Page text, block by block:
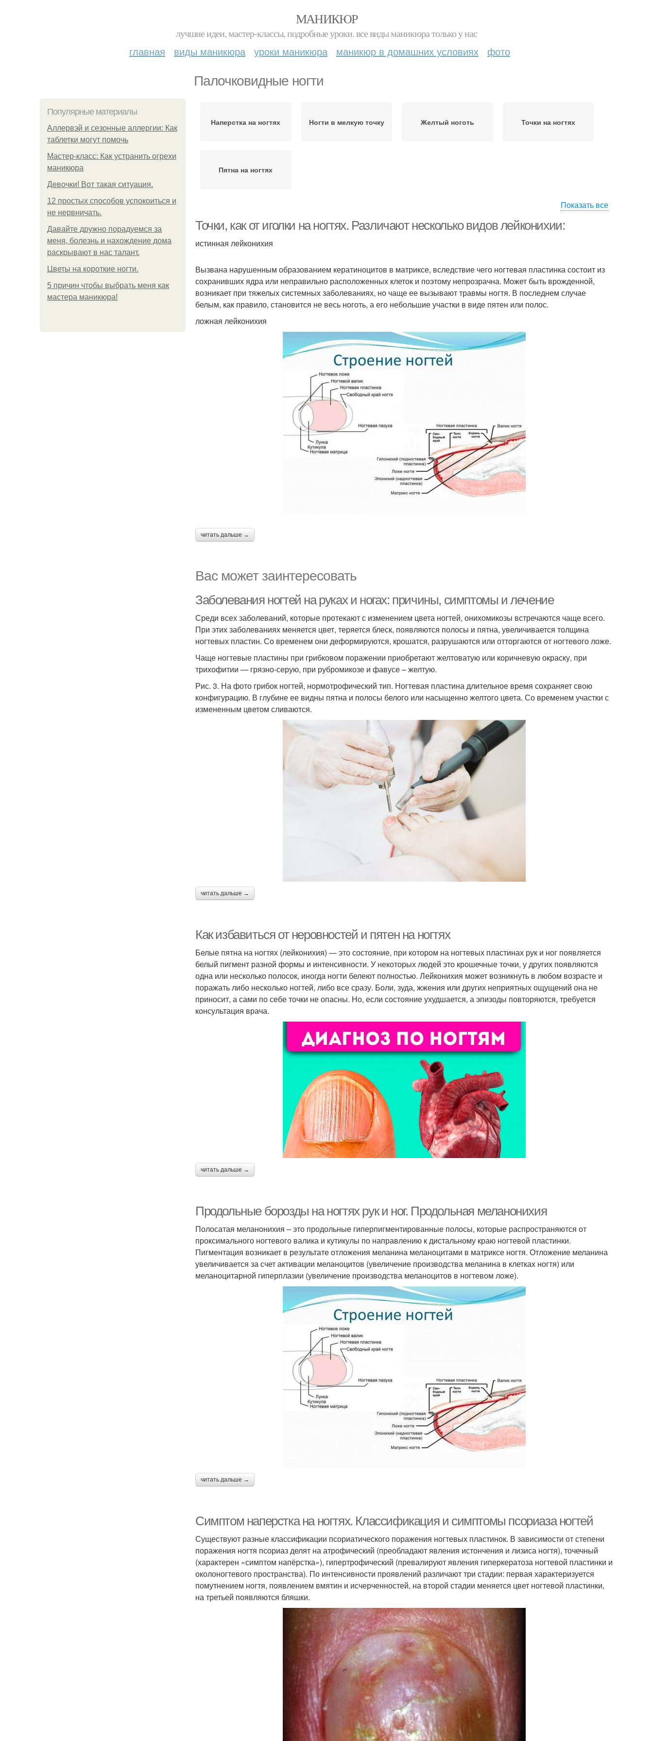
МАНИКЮР
лучшие идеи, мастер-классы, подробные уроки. все виды маникюра только у нас
главная виды маникюра уроки маникюра маникюр в домашних условиях фото
Палочковидные ногти
Популярные материалы
Аллервэй и сезонные аллергии: Как
таблетки могут помочь
Мастер-класс: Как устранить огрехи
маникюра
Девочки! Вот такая ситуация.
12 простых способов успокоиться и
не нервничать.
Давайте дружно порадуемся за
меня, болезнь и нахождение дома
раскрывают в нас талант.
Цветы на короткие ногти.
5 причин чтобы выбрать меня как
мастера маникюра!
Наперстка на ногтях Ногти в мелкую точку Желтый ноготь Точки на ногтях
Пятна на ногтях
Показать все
Точки, как от иголки на ногтях. Различают несколько видов лейконихии:
истинная лейконихия
Вызвана нарушенным образованием кератиноцитов в матриксе, вследствие чего ногтевая пластинка состоит из
сохранивших ядра или неправильно расположенных клеток и поэтому непрозрачна. Может быть врожденной,
возникает при тяжелых системных заболеваниях, но чаще ее вызывают травмы ногтя. В последнем случае
белым, как правило, становится не весь ноготь, а его небольшие участки в виде пятен или полос.
ложная лейконихия
читать дальше →
Вас может заинтересовать
Заболевания ногтей на руках и ногах: причины, симптомы и лечение
Среди всех заболеваний, которые протекают с изменением цвета ногтей, онихомикозы встречаются чаще всего.
При этих заболеваниях меняется цвет, теряется блеск, появляются полосы и пятна, увеличивается толщина
ногтевых пластин. Со временем они деформируются, крошатся, разрушаются или отторгаются от ногтевого ложе.
Чаще ногтевые пластины при грибковом поражении приобретают желтоватую или коричневую окраску, при
трихофитии — грязно-серую, при рубромикозе и фавусе – желтую.
Рис. 3. На фото грибок ногтей, нормотрофический тип. Ногтевая пластина длительное время сохраняет свою
конфигурацию. В глубине ее видны пятна и полосы белого или насыщенно желтого цвета. Со временем участки с
измененным цветом сливаются.
читать дальше →
Как избавиться от неровностей и пятен на ногтях
Белые пятна на ногтях (лейконихия) — это состояние, при котором на ногтевых пластинах рук и ног появляется
белый пигмент разной формы и интенсивности. У некоторых людей это крошечные точки, у других появляются
одна или несколько полосок, иногда ногти белеют полностью. Лейконихия может возникнуть в любом возрасте и
поражать либо несколько ногтей, либо все сразу. Боли, зуда, жжения или других неприятных ощущений она не
приносит, а сами по себе точки не опасны. Но, если состояние ухудшается, а эпизоды повторяются, требуется
консультация врача.
читать дальше →
Продольные борозды на ногтях рук и ног. Продольная меланонихия
Полосатая меланонихия – это продольные гиперпигментированные полосы, которые распространяются от
проксимального ногтевого валика и кутикулы по направлению к дистальному краю ногтевой пластинки.
Пигментация возникает в результате отложения меланина меланоцитами в матриксе ногтя. Отложение меланина
увеличивается за счет активации меланоцитов (увеличение производства меланина в клетках ногтя) или
меланоцитарной гиперплазии (увеличение производства меланоцитов в ногтевом ложе).
читать дальше →
Симптом наперстка на ногтях. Классификация и симптомы псориаза ногтей
Существуют разные классификации псориатического поражения ногтевых пластинок. В зависимости от степени
поражения ногтя псориаз делят на атрофический (преобладают явления истончения и лизиса ногтя), точечный
(характерен «симптом напёрстка»), гипертрофический (превалируют явления гиперкератоза ногтевой пластинки и
околоногтевого пространства). По интенсивности проявлений различают три стадии: первая характеризуется
помутнением ногтя, появлением вмятин и исчерченностей, на второй стадии меняется цвет ногтевой пластинки,
на третьей появляются бляшки.